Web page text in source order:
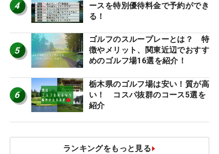
4
ースを特別優待料金で予約ができ
る！
5
ゴルフのスループレーとは？ 特
徴やメリット、関東近辺でおすす
めのゴルフ場16選を紹介！
6
栃木県のゴルフ場は安い！質が高
い！ コスパ抜群のコース5選を
紹介
ランキングをもっと見る